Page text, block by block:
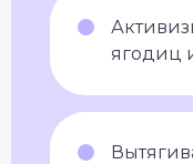
ягодиц